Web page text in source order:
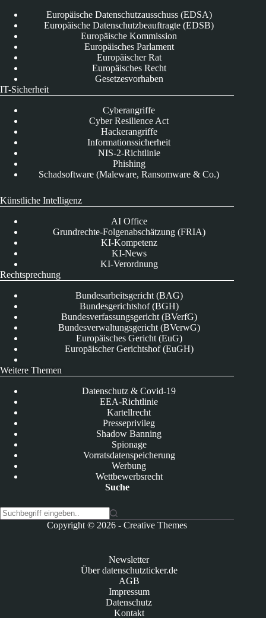
Europäische Datenschutzausschuss (EDSA)
Europäische Datenschutzbeauftragte (EDSB)
Europäische Kommission
Europäisches Parlament
Europäischer Rat
Europäisches Recht
Gesetzesvorhaben
IT-Sicherheit
Cyberangriffe
Cyber Resilience Act
Hackerangriffe
Informationssicherheit
NIS-2-Richtlinie
Phishing
Schadsoftware (Maleware, Ransomware & Co.)
Künstliche Intelligenz
AI Office
Grundrechte-Folgenabschätzung (FRIA)
KI-Kompetenz
KI-News
KI-Verordnung
Rechtsprechung
Bundesarbeitsgericht (BAG)
Bundesgerichtshof (BGH)
Bundesverfassungsgericht (BVerfG)
Bundesverwaltungsgericht (BVerwG)
Europäisches Gericht (EuG)
Europäischer Gerichtshof (EuGH)
Weitere Themen
Datenschutz & Covid-19
EEA-Richtlinie
Kartellrecht
Presseprivileg
Shadow Banning
Spionage
Vorratsdatenspeicherung
Werbung
Wettbewerbsrecht
Suche
Copyright © 2026 -Creative Themes
Newsletter
Über datenschutzticker.de
AGB
Impressum
Datenschutz
Kontakt